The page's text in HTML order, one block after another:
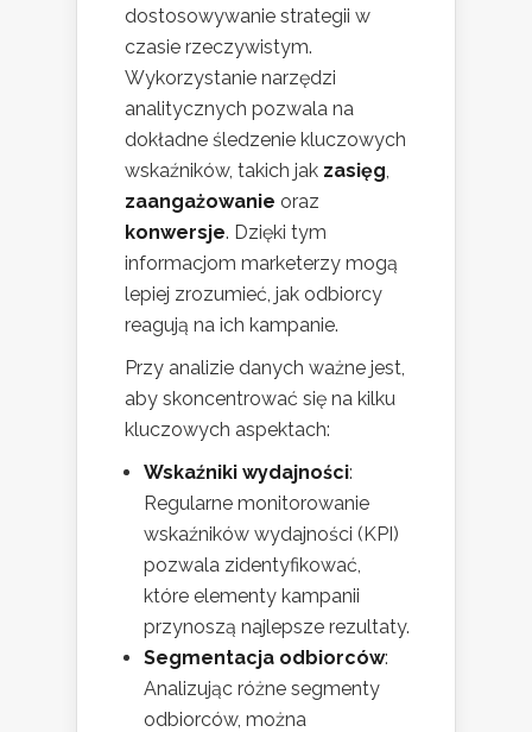
dostosowywanie strategii w
czasie rzeczywistym.
Wykorzystanie narzędzi
analitycznych pozwala na
dokładne śledzenie kluczowych
wskaźników, takich jak zasięg,
zaangażowanie oraz
konwersje. Dzięki tym
informacjom marketerzy mogą
lepiej zrozumieć, jak odbiorcy
reagują na ich kampanie.
Przy analizie danych ważne jest,
aby skoncentrować się na kilku
kluczowych aspektach:
Wskaźniki wydajności:
Regularne monitorowanie
wskaźników wydajności (KPI)
pozwala zidentyfikować,
które elementy kampanii
przynoszą najlepsze rezultaty.
Segmentacja odbiorców:
Analizując różne segmenty
odbiorców, można